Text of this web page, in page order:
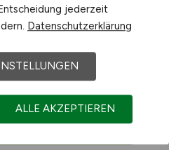
jederzeit
Datenschutzerklärung
ALLE AKZEPTIEREN